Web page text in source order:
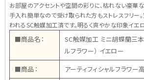
お部屋のアクセントや空間の彩りに、枯れない豪華
手入れ簡単なので受け取られた方もストレスフリー
われるSC触媒加工済です。明るく爽やかな印象イエ
■商品名：
SC触媒加工 ミニ胡蝶蘭三本
ルフラワー） イエロー
■商品：
アーティフィシャルフラワー